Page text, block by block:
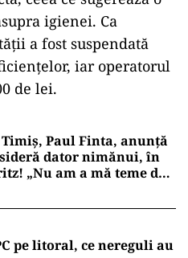
igienei. Ca
a fost suspendată
iar operatorul
de lei.
Paul Finta, anunță
dator nimănui, în
„Nu am a mă teme de
pe litoral, ce nereguli au